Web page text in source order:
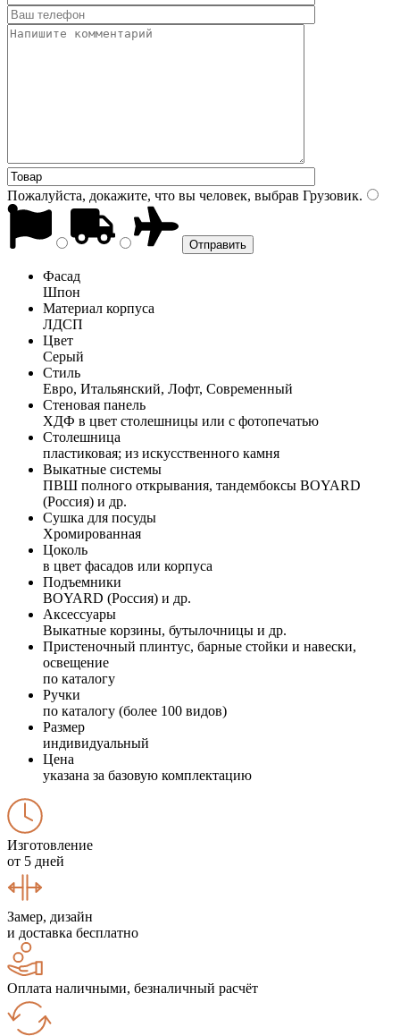
Пожалуйста, докажите, что вы человек, выбрав Грузовик.
Фасад
Шпон
Материал корпуса
ЛДСП
Цвет
Серый
Стиль
Евро, Итальянский, Лофт, Современный
Стеновая панель
ХДФ в цвет столешницы или с фотопечатью
Столешница
пластиковая; из искусственного камня
Выкатные системы
ПВШ полного открывания, тандембоксы BOYARD
(Россия) и др.
Сушка для посуды
Хромированная
Цоколь
в цвет фасадов или корпуса
Подъемники
BOYARD (Россия) и др.
Аксессуары
Выкатные корзины, бутылочницы и др.
Пристеночный плинтус, барные стойки и навески,
освещение
по каталогу
Ручки
по каталогу (более 100 видов)
Размер
индивидуальный
Цена
указана за базовую комплектацию
Изготовление
от 5 дней
Замер, дизайн
и доставка бесплатно
Оплата наличными, безналичный расчёт